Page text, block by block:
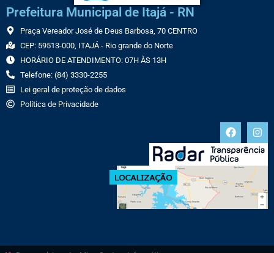
Prefeitura Municipal de Itajá - RN
Praça Vereador José de Deus Barbosa, 70 CENTRO
CEP: 59513-000, ITAJÁ - Rio grande do Norte
HORÁRIO DE ATENDIMENTO: 07H ÀS 13H
Telefone: (84) 3330-2255
Lei geral de proteção de dados
Política de Privacidade